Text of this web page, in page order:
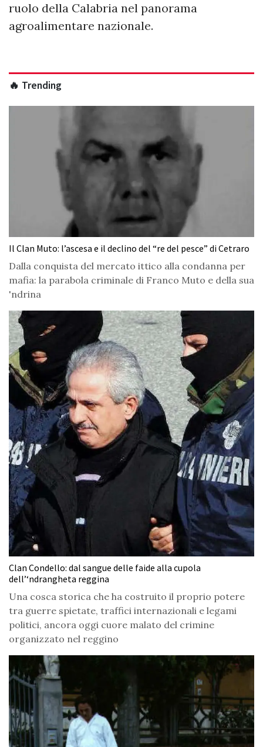
ruolo della Calabria nel panorama
agroalimentare nazionale.
🔥 Trending
Il Clan Muto: l’ascesa e il declino del “re del pesce” di Cetraro
Dalla conquista del mercato ittico alla condanna per
mafia: la parabola criminale di Franco Muto e della sua
'ndrina
Clan Condello: dal sangue delle faide alla cupola
dell’‘ndrangheta reggina
Una cosca storica che ha costruito il proprio potere
tra guerre spietate, traffici internazionali e legami
politici, ancora oggi cuore malato del crimine
organizzato nel reggino